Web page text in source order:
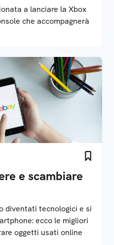
a lanciare la Xbox
che accompagnerà
e scambiare
diventati tecnologici e si
ecco le migliori
oggetti usati online